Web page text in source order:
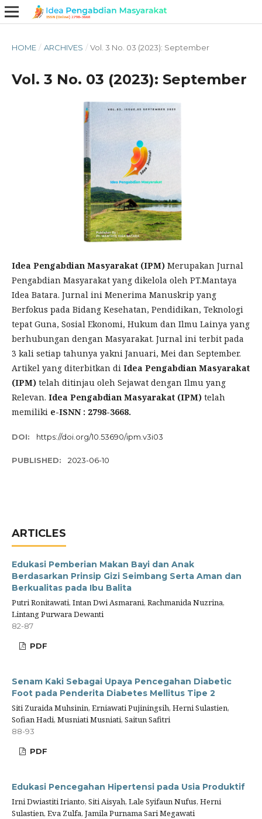
HOME / ARCHIVES / Vol. 3 No. 03 (2023): September
Vol. 3 No. 03 (2023): September
Idea Pengabdian Masyarakat (IPM) Merupakan Jurnal
Pengabdian Masyarakat yang dikelola oleh PT.Mantaya
Idea Batara. Jurnal ini Menerima Manuskrip yang
Berfokus pada Bidang Kesehatan, Pendidikan, Teknologi
tepat Guna, Sosial Ekonomi, Hukum dan Ilmu Lainya yang
berhubungan dengan Masyarakat. Jurnal ini terbit pada
3 kali setiap tahunya yakni Januari, Mei dan September.
Artikel yang diterbitkan di Idea Pengabdian Masyarakat
(IPM) telah ditinjau oleh Sejawat dengan Ilmu yang
Relevan. Idea Pengabdian Masyarakat (IPM) telah
memiliki e-ISNN : 2798-3668.
DOI: https://doi.org/10.53690/ipm.v3i03
PUBLISHED: 2023-06-10
ARTICLES
Edukasi Pemberian Makan Bayi dan Anak
Berdasarkan Prinsip Gizi Seimbang Serta Aman dan
Berkualitas pada Ibu Balita
Putri Ronitawati, Intan Dwi Asmarani, Rachmanida Nuzrina,
Lintang Purwara Dewanti
82-87
PDF
Senam Kaki Sebagai Upaya Pencegahan Diabetic
Foot pada Penderita Diabetes Mellitus Tipe 2
Siti Zuraida Muhsinin, Erniawati Pujiningsih, Herni Sulastien,
Sofian Hadi, Musniati Musniati, Saitun Safitri
88-93
PDF
Edukasi Pencegahan Hipertensi pada Usia Produktif
Irni Dwiastiti Irianto, Siti Aisyah, Lale Syifaun Nufus, Herni
Sulastien, Eva Zulfa, Jamila Purnama Sari Megawati